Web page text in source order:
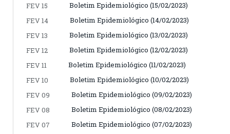
FEV 15
Boletim Epidemiológico (15/02/2023)
FEV 14
Boletim Epidemiológico (14/02/2023)
FEV 13
Boletim Epidemiológico (13/02/2023)
FEV 12
Boletim Epidemiológico (12/02/2023)
FEV 11
Boletim Epidemiológico (11/02/2023)
FEV 10
Boletim Epidemiológico (10/02/2023)
FEV 09
Boletim Epidemiológico (09/02/2023)
FEV 08
Boletim Epidemiológico (08/02/2023)
FEV 07
Boletim Epidemiológico (07/02/2023)